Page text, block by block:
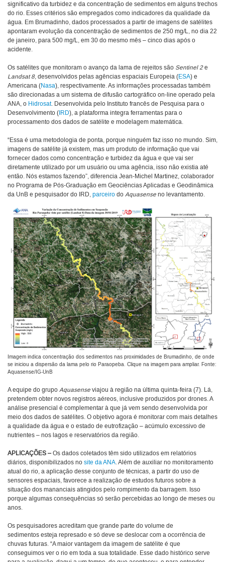
significativo da turbidez e da concentração de sedimentos em alguns trechos
do rio. Esses critérios são empregados como indicadores da qualidade da
água. Em Brumadinho, dados processados a partir de imagens de satélites
apontaram evolução da concentração de sedimentos de 250 mg/L, no dia 22
de janeiro, para 500 mg/L, em 30 do mesmo mês – cinco dias após o
acidente.
Os satélites que monitoram o avanço da lama de rejeitos são Sentinel 2e
Landsat 8, desenvolvidos pelas agências espaciais Europeia (ESA) e
Americana (Nasa), respectivamente. As informações processadas também
são direcionadas a um sistema de difusão cartográfico on-line operado pela
ANA, o Hidrosat. Desenvolvida pelo Instituto francês de Pesquisa para o
Desenvolvimento (IRD), a plataforma integra ferramentas para o
processamento dos dados de satélite e modelagem matemática.
“Essa é uma metodologia de ponta, porque ninguém faz isso no mundo. Sim,
imagens de satélite já existem, mas um produto de informação que vai
fornecer dados como concentração e turbidez da água e que vai ser
diretamente utilizado por um usuário ou uma agência, isso não existia até
então. Nós estamos fazendo”, diferencia Jean-Michel Martinez, colaborador
no Programa de Pós-Graduação em Geociências Aplicadas e Geodinâmica
da UnB e pesquisador do IRD, parceiro do Aquasense no levantamento.
Imagem indica concentração dos sedimentos nas proximidades de Brumadinho, de onde
se iniciou a dispersão da lama pelo rio Paraopeba. Clique na imagem para ampliar. Fonte:
Aquasense/IG-UnB
A equipe do grupo Aquasense viajou à região na última quinta-feira (7). Lá,
pretendem obter novos registros aéreos, inclusive produzidos por drones. A
análise presencial é complementar à que já vem sendo desenvolvida por
meio dos dados de satélites. O objetivo agora é monitorar com mais detalhes
a qualidade da água e o estado de eutrofização – acúmulo excessivo de
nutrientes – nos lagos e reservatórios da região.
APLICAÇÕES –Os dados coletados têm sido utilizados em relatórios
diários, disponibilizados no site da ANA. Além de auxiliar no monitoramento
atual do rio, a aplicação desse conjunto de técnicas, a partir do uso de
sensores espaciais, favorece a realização de estudos futuros sobre a
situação dos mananciais atingidos pelo rompimento da barragem. Isso
porque algumas consequências só serão percebidas ao longo de meses ou
anos.
Os pesquisadores acreditam que grande parte do volume de
sedimentos esteja represado e só deve se deslocar com a ocorrência de
chuvas futuras. “A maior vantagem da imagem de satélite é que
conseguimos ver o rio em toda a sua totalidade. Esse dado histórico serve